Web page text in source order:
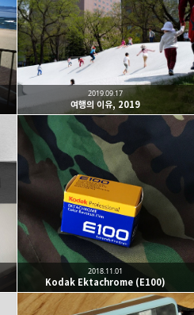
여행의 이유, 2019
2019.09.17
Kodak Ektachrome (E100)
2018.11.01